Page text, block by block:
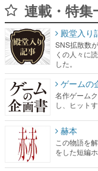
連載・特集
殿堂入り
SNS拡散数
くの人々に
した。
ゲームの
名作ゲーム
し、ヒット
赫本
この物語を
をした短編